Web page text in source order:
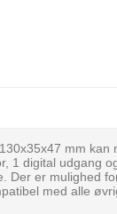
mm kan
1 digital udgang
Der er mulighed
med alle